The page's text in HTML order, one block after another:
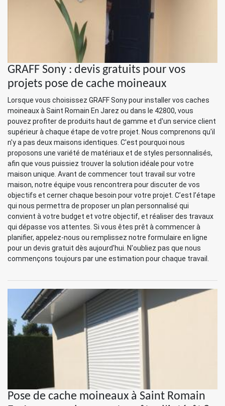
GRAFF Sony : devis gratuits pour vos
projets pose de cache moineaux
Lorsque vous choisissez GRAFF Sony pour installer vos caches
moineaux à Saint Romain En Jarez ou dans le 42800, vous
pouvez profiter de produits haut de gamme et d'un service client
supérieur à chaque étape de votre projet. Nous comprenons qu'il
n'y a pas deux maisons identiques. C'est pourquoi nous
proposons une variété de matériaux et de styles personnalisés,
afin que vous puissiez trouver la solution idéale pour votre
maison unique. Avant de commencer tout travail sur votre
maison, notre équipe vous rencontrera pour discuter de vos
objectifs et cerner chaque besoin pour votre projet. C’est l’étape
qui nous permettra de proposer un plan personnalisé qui
convient à votre budget et votre objectif, et réaliser des travaux
qui dépasse vos attentes. Si vous êtes prêt à commencer à
planifier, appelez-nous ou remplissez notre formulaire en ligne
pour un devis gratuit dès aujourd'hui. N'oubliez pas que nous
commençons toujours par une estimation pour chaque travail.
Pose de cache moineaux à Saint Romain